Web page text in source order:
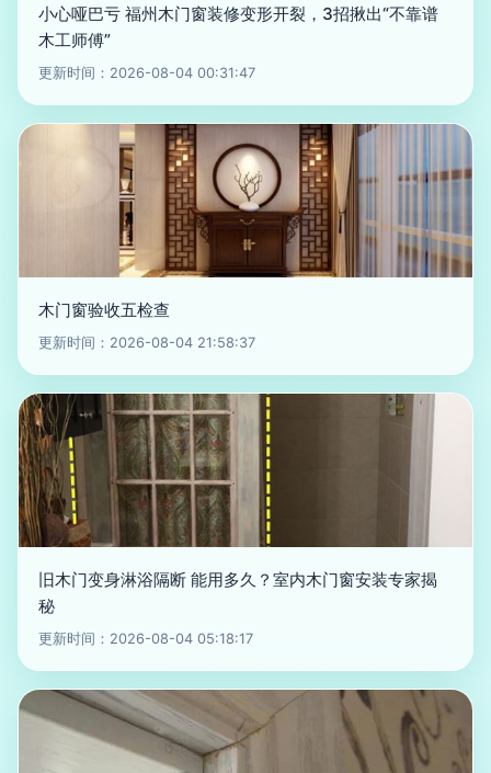
小心哑巴亏 福州木门窗装修变形开裂，3招揪出“不靠谱
木工师傅”
更新时间：2026-08-04 00:31:47
木门窗验收五检查
更新时间：2026-08-04 21:58:37
旧木门变身淋浴隔断 能用多久？室内木门窗安装专家揭
秘
更新时间：2026-08-04 05:18:17